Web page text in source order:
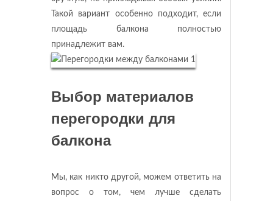
Такой вариант особенно подходит, если
площадь балкона полностью
принадлежит вам.
Выбор материалов
перегородки для
балкона
Мы, как никто другой, можем ответить на
вопрос о том, чем лучше сделать